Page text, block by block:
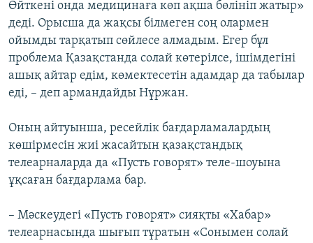
Өйткені онда медицинаға көп ақша бөлініп жатыр»
деді. Орысша да жақсы білмеген соң олармен
ойымды тарқатып сөйлесе алмадым. Егер бұл
проблема Қазақстанда солай көтерілсе, ішімдегіні
ашық айтар едім, көмектесетін адамдар да табылар
еді, – деп армандайды Нұржан.
Оның айтуынша, ресейлік бағдарламалардың
көшірмесін жиі жасайтын қазақстандық
телеарналарда да «Пусть говорят» теле-шоуына
ұқсаған бағдарлама бар.
– Мәскеудегі «Пусть говорят» сияқты «Хабар»
телеарнасында шығып тұратын «Сонымен солай